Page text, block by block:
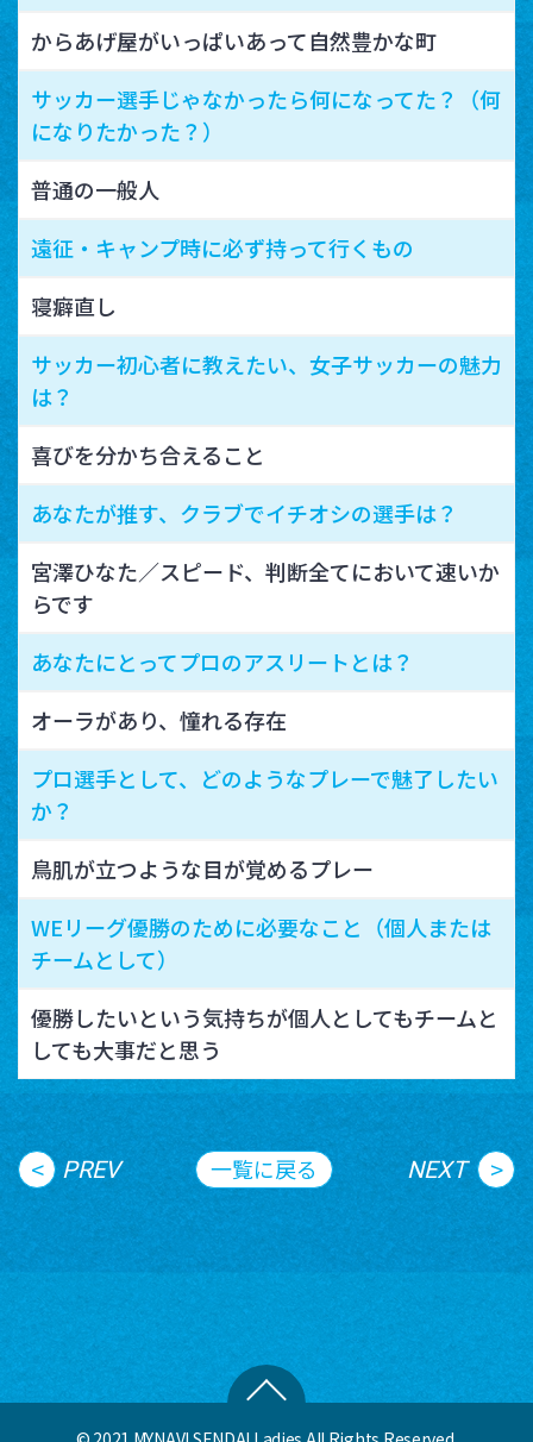
からあげ屋がいっぱいあって自然豊かな町
サッカー選手じゃなかったら何になってた？（何
になりたかった？）
普通の一般人
遠征・キャンプ時に必ず持って行くもの
寝癖直し
サッカー初心者に教えたい、女子サッカーの魅力
は？
喜びを分かち合えること
あなたが推す、クラブでイチオシの選手は？
宮澤ひなた／スピード、判断全てにおいて速いか
らです
あなたにとってプロのアスリートとは？
オーラがあり、憧れる存在
プロ選手として、どのようなプレーで魅了したい
か？
鳥肌が立つような目が覚めるプレー
WEリーグ優勝のために必要なこと（個人または
チームとして）
優勝したいという気持ちが個人としてもチームと
しても大事だと思う
< PREV 一覧に戻る NEXT >